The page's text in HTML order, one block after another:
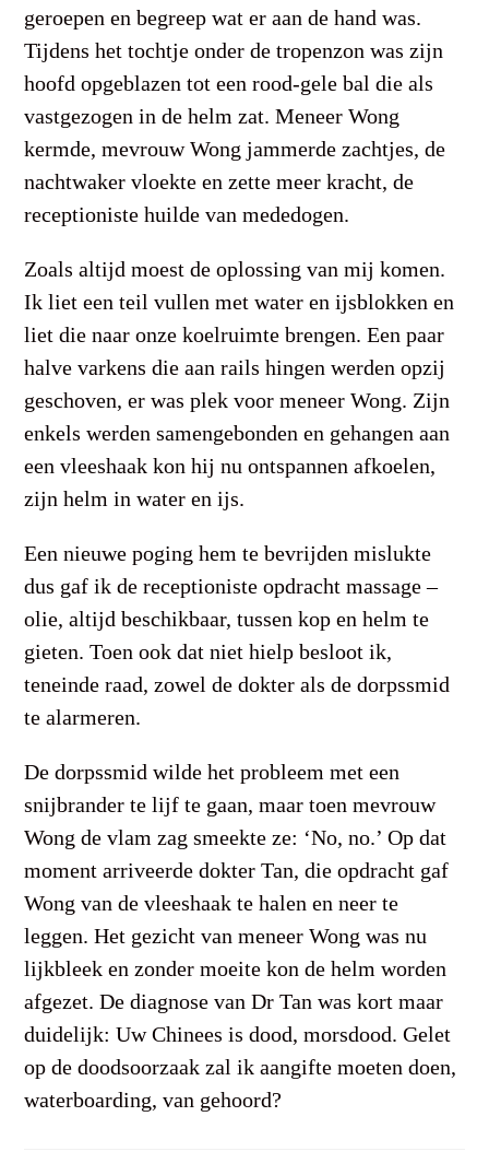
geroepen en begreep wat er aan de hand was.
Tijdens het tochtje onder de tropenzon was zijn
hoofd opgeblazen tot een rood-gele bal die als
vastgezogen in de helm zat. Meneer Wong
kermde, mevrouw Wong jammerde zachtjes, de
nachtwaker vloekte en zette meer kracht, de
receptioniste huilde van mededogen.
Zoals altijd moest de oplossing van mij komen.
Ik liet een teil vullen met water en ijsblokken en
liet die naar onze koelruimte brengen. Een paar
halve varkens die aan rails hingen werden opzij
geschoven, er was plek voor meneer Wong. Zijn
enkels werden samengebonden en gehangen aan
een vleeshaak kon hij nu ontspannen afkoelen,
zijn helm in water en ijs.
Een nieuwe poging hem te bevrijden mislukte
dus gaf ik de receptioniste opdracht massage –
olie, altijd beschikbaar, tussen kop en helm te
gieten. Toen ook dat niet hielp besloot ik,
teneinde raad, zowel de dokter als de dorpssmid
te alarmeren.
De dorpssmid wilde het probleem met een
snijbrander te lijf te gaan, maar toen mevrouw
Wong de vlam zag smeekte ze: ‘No, no.’ Op dat
moment arriveerde dokter Tan, die opdracht gaf
Wong van de vleeshaak te halen en neer te
leggen. Het gezicht van meneer Wong was nu
lijkbleek en zonder moeite kon de helm worden
afgezet. De diagnose van Dr Tan was kort maar
duidelijk: Uw Chinees is dood, morsdood. Gelet
op de doodsoorzaak zal ik aangifte moeten doen,
waterboarding, van gehoord?